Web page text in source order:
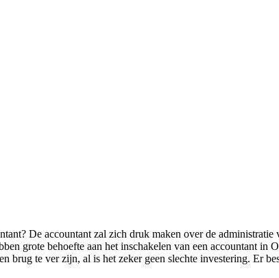
De accountant zal zich druk maken over de
grote behoefte aan het inschakelen van een accountant
brug te ver zijn, al is het zeker geen slechte investering. Er